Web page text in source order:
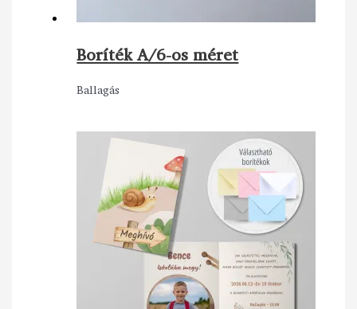
Boríték A/6-os méret
Ballagás